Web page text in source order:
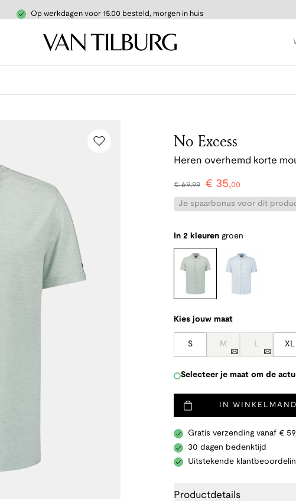
Op werkdagen voor 15.00 besteld, morgen in huis
No Excess
Heren overhemd korte
€69,99 € 35,00
Je spaarbonus voor dit
In 2 kleuren groen
Kies jouw maat
S M L XL
Selecteer je maat om de
IN WINKELMAND
Gratis verzending vanaf €
30 dagen bedenktijd
Uitstekende
Productdetails